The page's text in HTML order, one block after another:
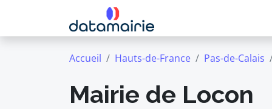
Accueil Hauts-de-France Pas-de-Calais
Mairie de Locon